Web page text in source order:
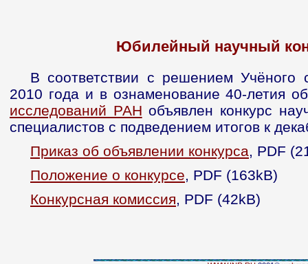
Юбилейный научный
В соответствии с решением
2010 года и в ознаменование 40-летия
исследований РАН объявлен конкурс
специалистов с подведением итогов к
Приказ об объявлении конкурса, PDF
Положение о конкурсе, PDF (163kB)
Конкурсная комиссия, PDF (42kB)